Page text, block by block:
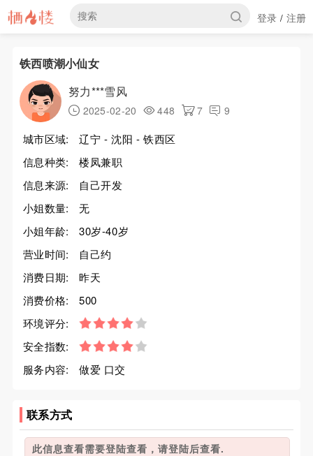
登录 / 注册
铁西喷潮小仙女
努力***雪风
2025-02-20 448 7 9
城市区域:
辽宁 - 沈阳 - 铁西区
信息种类:
楼凤兼职
信息来源:
自己开发
小姐数量:
无
小姐年龄:
30岁-40岁
营业时间:
自己约
消费日期:
昨天
消费价格:
500
环境评分:
安全指数:
服务内容:
做爱 口交
联系方式
此信息查看需要登陆查看，请登陆后查看.